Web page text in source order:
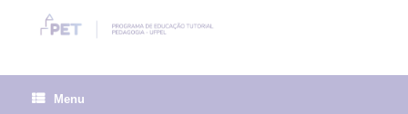
Menu